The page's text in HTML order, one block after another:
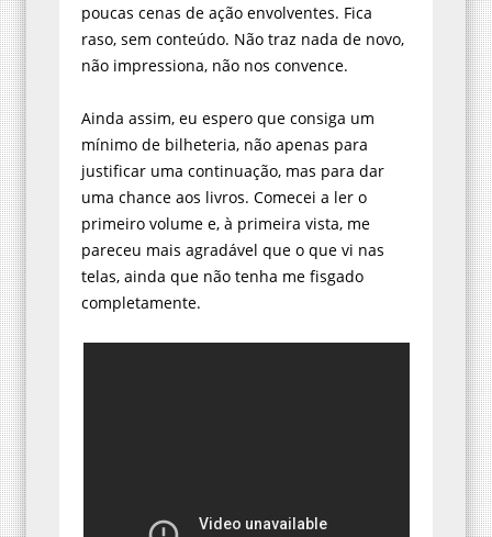
poucas cenas de ação envolventes. Fica
raso, sem conteúdo. Não traz nada de novo,
não impressiona, não nos convence.
Ainda assim, eu espero que consiga um
mínimo de bilheteria, não apenas para
justificar uma continuação, mas para dar
uma chance aos livros. Comecei a ler o
primeiro volume e, à primeira vista, me
pareceu mais agradável que o que vi nas
telas, ainda que não tenha me fisgado
completamente.